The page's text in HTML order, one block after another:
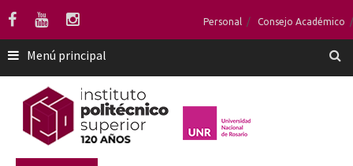
Saltar
contenido
Personal Consejo Académico
Menú principal